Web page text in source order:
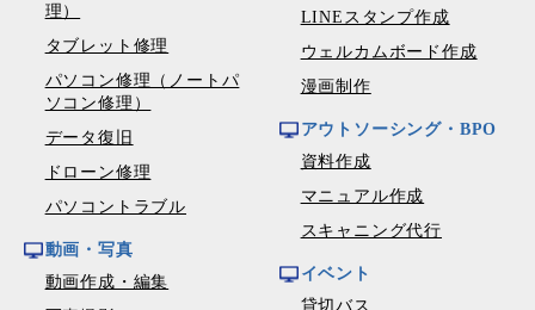
理）
タブレット修理
パソコン修理（ノートパ
ソコン修理）
データ復旧
ドローン修理
パソコントラブル
動画・写真
動画作成・編集
LINEスタンプ作成
ウェルカムボード作成
漫画制作
アウトソーシング・BPO
資料作成
マニュアル作成
スキャニング代行
イベント
貸切バス